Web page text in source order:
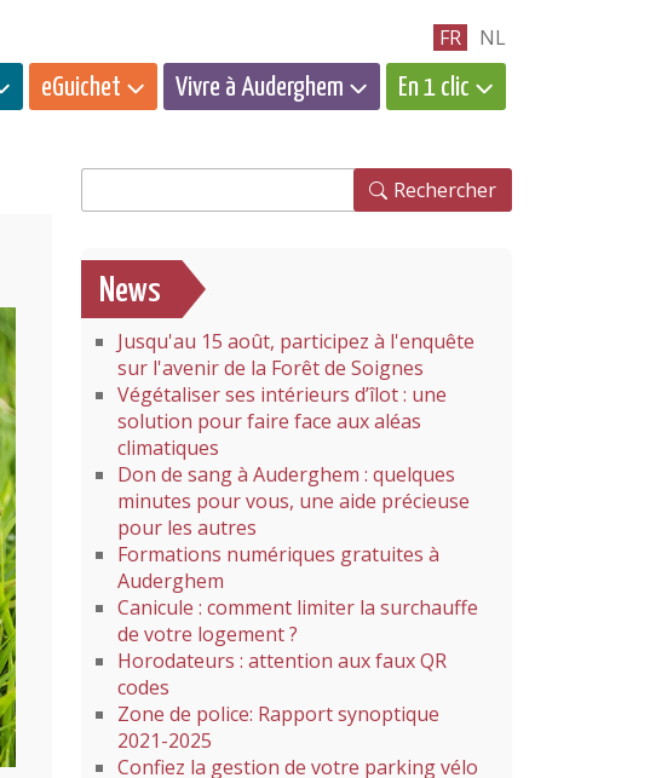
FR NL
eGuichet Vivre à Auderghem En 1 clic
Rechercher
News
Jusqu'au 15 août, participez à l'enquête
sur l'avenir de la Forêt de Soignes
Végétaliser ses intérieurs d’îlot : une
solution pour faire face aux aléas
climatiques
Don de sang à Auderghem : quelques
minutes pour vous, une aide précieuse
pour les autres
Formations numériques gratuites à
Auderghem
Canicule : comment limiter la surchauffe
de votre logement ?
Horodateurs : attention aux faux QR
codes
Zone de police: Rapport synoptique
2021-2025
Confiez la gestion de votre parking vélo